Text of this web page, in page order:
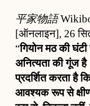
平家物語
[ऑनलाइन], 26
“गियोन मठ की
अनित्यता की गूंज है।
प्रदर्शित करता है
आवश्यक रूप से क्षीण